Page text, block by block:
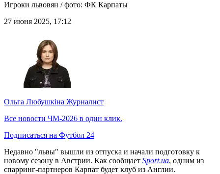
Игроки львовян / фото: ФК Карпаты
27 июня 2025, 17:12
Ольга Любушкіна Журналист
Все новости ЧМ-2026 в один клик.
Подписаться на Футбол 24
Недавно "львы" вышли из отпуска и начали подготовку к
новому сезону в Австрии. Как сообщает Sport.ua, одним из
спарринг-партнеров Карпат будет клуб из Англии.